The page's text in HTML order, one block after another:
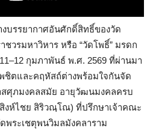
บรรยากาศอันศักดิ์สิทธิ์ของวัด
วรมหาวิหาร หรือ “วัดโพธิ์” มรดก
กุมภาพันธ์ พ.ศ. 2569 ที่ผ่านมา
ตและคฤหัสถ์ต่างพร้อมใจกันจัด
สศุภมงคลสมัย อายุวัฒนมงคลครบ
งห์ไชย สิริวณฺโณ) ที่ปรึกษาเจ้าคณะ
พระเชตุพนวิมลมังคลาราม